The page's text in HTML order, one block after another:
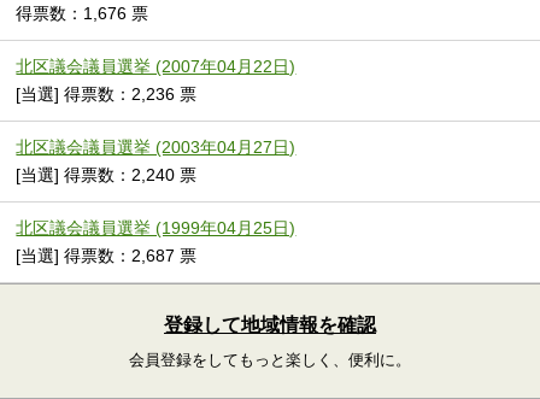
得票数：1,676 票
北区議会議員選挙 (2007年04月22日)
[当選] 得票数：2,236 票
北区議会議員選挙 (2003年04月27日)
[当選] 得票数：2,240 票
北区議会議員選挙 (1999年04月25日)
[当選] 得票数：2,687 票
登録して地域情報を確認
会員登録をしてもっと楽しく、便利に。